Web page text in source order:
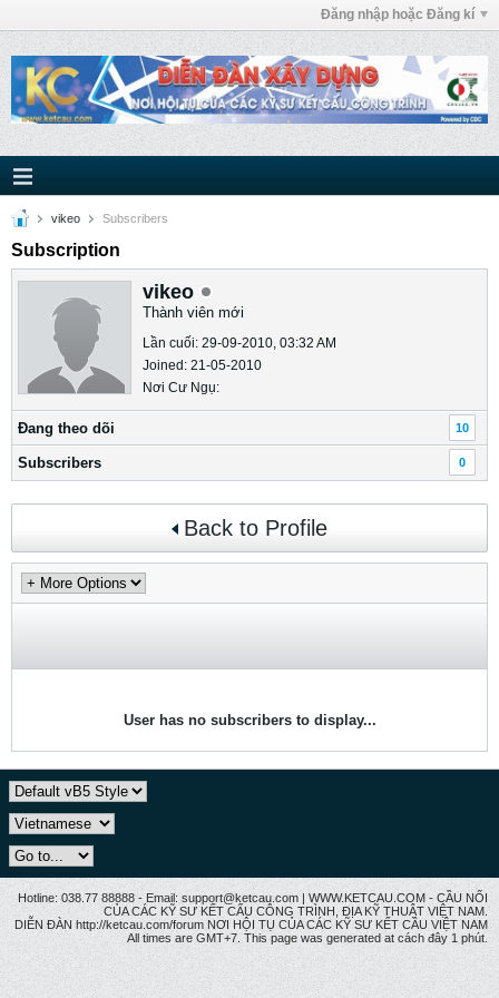
Đăng nhập hoặc Đăng kí
vikeo Subscribers
Subscription
vikeo
Thành viên mới
Lần cuối: 29-09-2010, 03:32 AM
Joined: 21-05-2010
Nơi Cư Ngụ:
Ðang theo dõi 10
Subscribers 0
Back to Profile
User has no subscribers to display...
Hotline: 038.77 88888 - Email: support@ketcau.com | WWW.KETCAU.COM - CẦU NỐI
CỦA CÁC KỸ SƯ KẾT CẤU CÔNG TRÌNH, ĐỊA KỸ THUẬT VIỆT NAM.
DIỄN ĐÀN http://ketcau.com/forum NƠI HỘI TỤ CỦA CÁC KỸ SƯ KẾT CÂU VIỆT NAM
All times are GMT+7. This page was generated at cách đây 1 phút.